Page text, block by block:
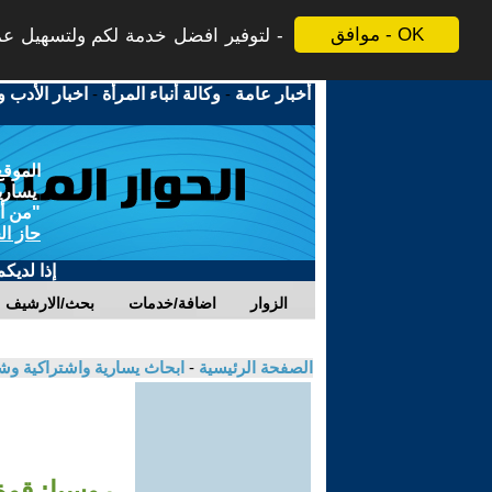
موافق - OK لتوفير افضل خدمة لكم ولتسهيل
أخبار عامة -وكالة أنباء المرأة - اخبار الأدب
"من
حاز
إذا
بحث/الارشيف اضافة/خدمات الزوار
الصفحة الرئيسية - ابحاث يسارية واشتراكية